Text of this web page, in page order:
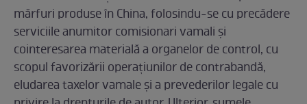
mărfuri produse în China, folosindu-se cu precădere
serviciile anumitor comisionari vamali şi
cointeresarea materială a organelor de control, cu
scopul favorizării operaţiunilor de contrabandă,
eludarea taxelor vamale şi a prevederilor legale cu